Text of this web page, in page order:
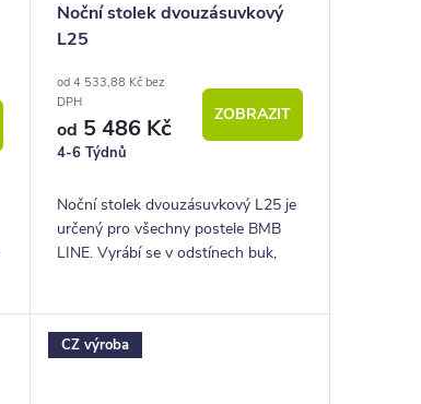
Noční stolek dvouzásuvkový
L25
od 4 533,88 Kč bez
DPH
od 5 486 Kč
4-6 Týdnů
ZOBRAZIT
Noční stolek dvouzásuvkový L25 je
určený pro všechny postele BMB
LINE. Vyrábí se v odstínech buk,
CZ výroba